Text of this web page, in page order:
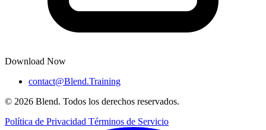
Download Now
contact@Blend.Training
© 2026 Blend. Todos los derechos reservados.
Política de Privacidad Términos de Servicio